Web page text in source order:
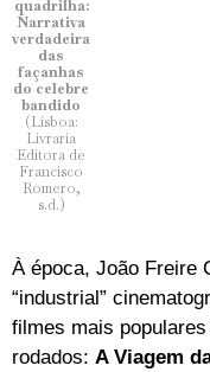
quadrilha:
Narrativa
verdadeira
das
façanhas
do celebre
bandido
(Lisboa:
Livraria
Editora de
Francisco
Romero,
s.d.)
À época, João Freire
“industrial”
filmes mais
rodados: A Viagem